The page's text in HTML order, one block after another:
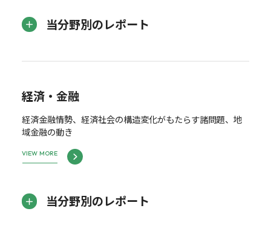
当分野別のレポート
経済・金融
経済金融情勢、経済社会の構造変化がもたらす諸問題、地
域金融の動き
VIEW MORE
当分野別のレポート